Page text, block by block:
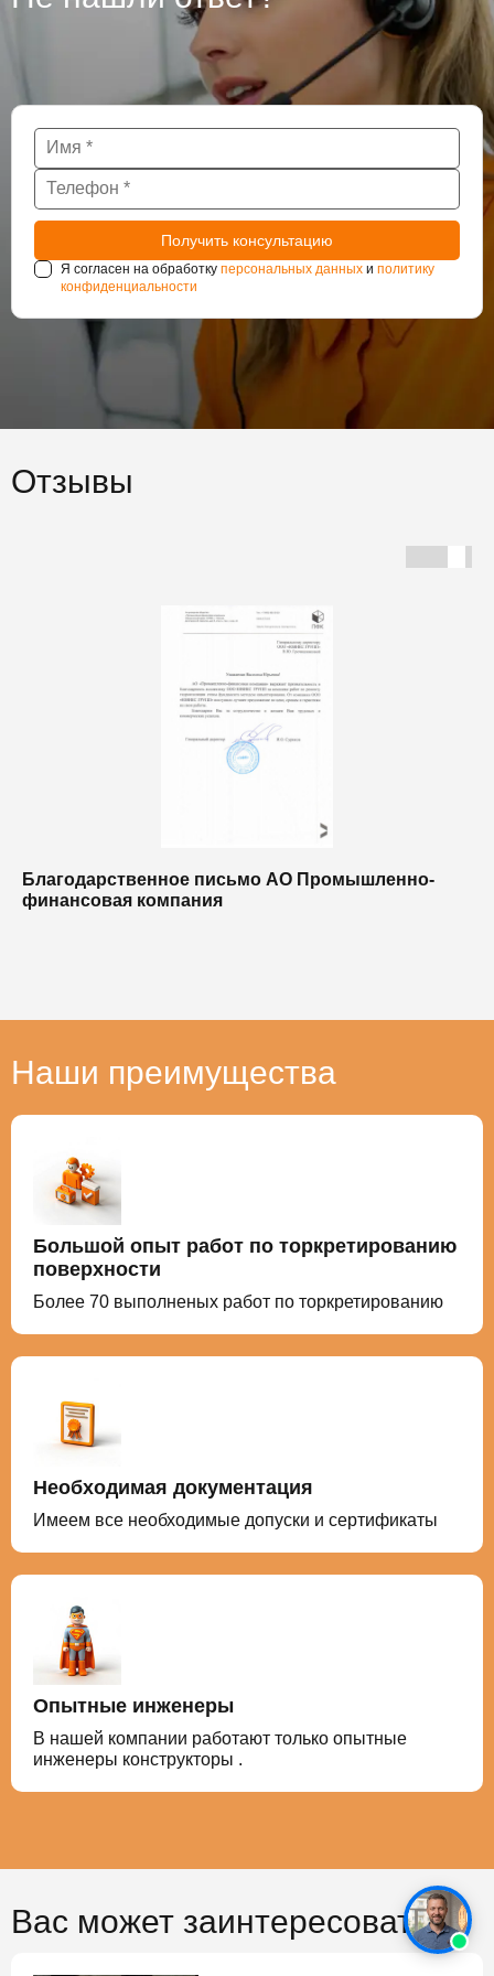
Я согласен на обработку персональных данных и политику
конфиденциальности
Отзывы
Благодарственное письмо АО Промышленно-
финансовая компания
Наши преимущества
Большой опыт работ по торкретированию
поверхности
Более 70 выполненых работ по торкретированию
Необходимая документация
Имеем все необходимые допуски и сертификаты
Опытные инженеры
В нашей компании работают только опытные
инженеры конструкторы .
Вас может заинтересовать